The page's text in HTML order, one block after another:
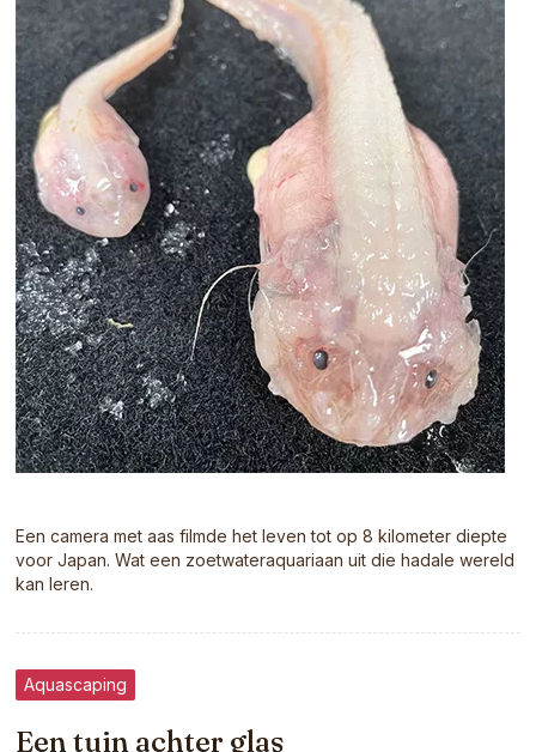
Een camera met aas filmde het leven tot op 8 kilometer diepte
voor Japan. Wat een zoetwateraquariaan uit die hadale wereld
kan leren.
Aquascaping
Een tuin achter glas